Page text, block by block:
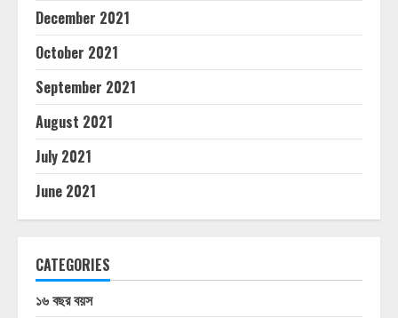
December 2021
October 2021
September 2021
August 2021
July 2021
June 2021
CATEGORIES
১৬ বছর বয়স